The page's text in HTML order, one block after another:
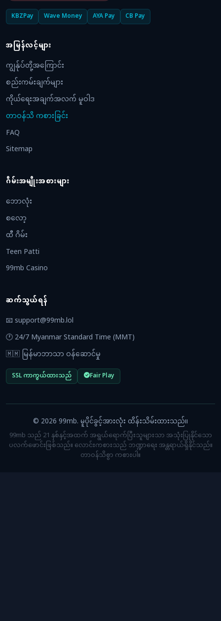
KBZPay Wave Money AYA Pay CB Pay
အမြန်လင့်များ
ကျွန်ုပ်တို့အကြောင်း
စည်းကမ်းချက်များ
ကိုယ်ရေးအချက်အလက် မူဝါဒ
တာဝန်သိ ကစားခြင်း
FAQ
Sitemap
ဂိမ်းအမျိုးအစားများ
ဘောလုံး
စလော့
ထီ ဂိမ်း
Teen Patti
99mb Casino
ဆက်သွယ်ရန်
📧support@99mb.lol
🕐 24/7 Myanmar Standard Time (MMT)
🇲🇲 မြန်မာဘာသာ ဝန်ဆောင်မှု
SSL ကာကွယ်ထားသည် Fair Play
© 2026 99mb. မူပိုင်ခွင့်အားလုံး ထိန်းသိမ်းထားသည်။
99mb သည် 21 နှစ်နှင့်အထက် အရွယ်ရောက်ပြီးသူများသာ အသုံးပြုနိုင်သော
ပလက်ဖောင်းဖြစ်သည်။ လောင်းကစားသည် ဘဏ္ဍာရေး အန္တရာယ်ရှိနိုင်သည်။
တာဝန်သိစွာ ကစားပါ။